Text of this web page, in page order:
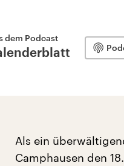
dem Podcast
Als ein
Camphausen den